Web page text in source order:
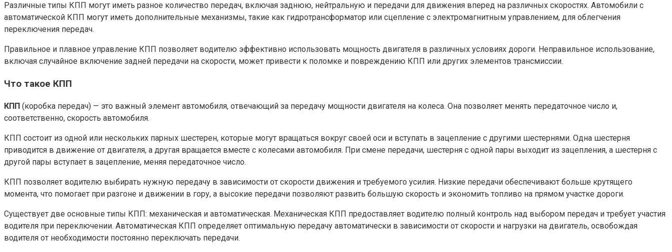
Различные типы КПП могут иметь разное количество передач, включая заднюю, нейтральную и передачи для движения вперед на различных скоростях. Автомобили с
автоматической КПП могут иметь дополнительные механизмы, такие как гидротрансформатор или сцепление с электромагнитным управлением, для облегчения
переключения передач.
Правильное и плавное управление КПП позволяет водителю эффективно использовать мощность двигателя в различных условиях дороги. Неправильное использование,
включая случайное включение задней передачи на скорости, может привести к поломке и повреждению КПП или других элементов трансмиссии.
Что такое КПП
КПП (коробка передач) — это важный элемент автомобиля, отвечающий за передачу мощности двигателя на колеса. Она позволяет менять передаточное число и,
соответственно, скорость автомобиля.
КПП состоит из одной или нескольких парных шестерен, которые могут вращаться вокруг своей оси и вступать в зацепление с другими шестернями. Одна шестерня
приводится в движение от двигателя, а другая вращается вместе с колесами автомобиля. При смене передачи, шестерня с одной пары выходит из зацепления, а шестерня с
другой пары вступает в зацепление, меняя передаточное число.
КПП позволяет водителю выбирать нужную передачу в зависимости от скорости движения и требуемого усилия. Низкие передачи обеспечивают больше крутящего
момента, что помогает при разгоне и движении в гору, а высокие передачи позволяют развить большую скорость и экономить топливо на прямом участке дороги.
Существует две основные типы КПП: механическая и автоматическая. Механическая КПП предоставляет водителю полный контроль над выбором передач и требует участия
водителя при переключении. Автоматическая КПП определяет оптимальную передачу автоматически в зависимости от скорости и нагрузки на двигатель, освобождая
водителя от необходимости постоянно переключать передачи.